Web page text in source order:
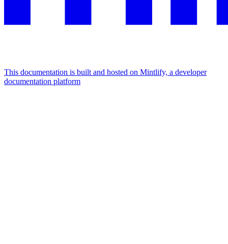
This documentation is built and hosted on Mintlify, a developer
documentation platform